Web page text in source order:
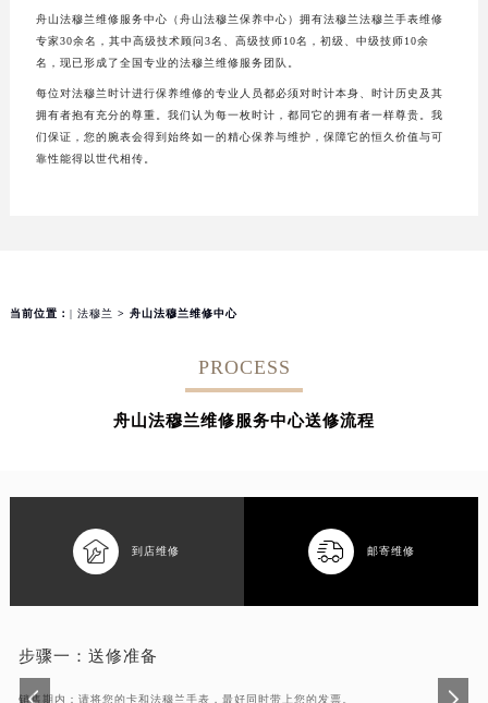
舟山法穆兰维修服务中心（舟山法穆兰保养中心）拥有法穆兰法穆兰手表维修
专家30余名，其中高级技术顾问3名、高级技师10名，初级、中级技师10余
名，现已形成了全国专业的法穆兰维修服务团队。
每位对法穆兰时计进行保养维修的专业人员都必须对时计本身、时计历史及其
拥有者抱有充分的尊重。我们认为每一枚时计，都同它的拥有者一样尊贵。我
们保证，您的腕表会得到始终如一的精心保养与维护，保障它的恒久价值与可
靠性能得以世代相传。
当前位置： | 法穆兰 > 舟山法穆兰维修中心
PROCESS
舟山法穆兰维修服务中心送修流程
 到店维修  邮寄维修
步骤一： 送修准备
销售期内：请将您的卡和法穆兰手表，最好同时带上您的发票。